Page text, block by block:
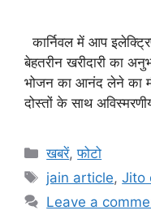
कार्निवल में आप
बेहतरीन खरीदारी का
भोजन का आनंद लेने का
दोस्तों के साथ
Categories
खबरें,फोटो
Tags
jain article,Jito
Leave a